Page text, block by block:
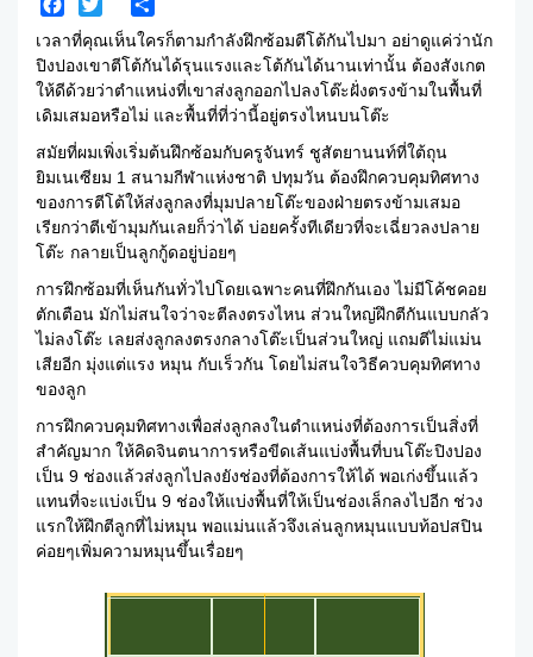
Facebook
Twitter Share
เวลาที่คุณเห็นใครก็ตามกำลังฝึกซ้อมตีโต้กันไปมา อย่าดูแค่ว่านัก
ปิงปองเขาตีโต้กันได้รุนแรงและโต้กันได้นานเท่านั้น ต้องสังเกต
ให้ดีด้วยว่าตำแหน่งที่เขาส่งลูกออกไปลงโต๊ะฝั่งตรงข้ามในพื้นที่
เดิมเสมอหรือไม่ และพื้นที่ที่ว่านี้อยู่ตรงไหนบนโต๊ะ
สมัยที่ผมเพิ่งเริ่มต้นฝึกซ้อมกับครูจันทร์ ชูสัตยานนท์ที่ใต้ถุน
ยิมเนเซียม 1 สนามกีฬาแห่งชาติ ปทุมวัน ต้องฝึกควบคุมทิศทาง
ของการตีโต้ให้ส่งลูกลงที่มุมปลายโต๊ะของฝ่ายตรงข้ามเสมอ
เรียกว่าตีเข้ามุมกันเลยก็ว่าได้ บ่อยครั้งทีเดียวที่จะเฉี่ยวลงปลาย
โต๊ะ กลายเป็นลูกกู้ดอยู่บ่อยๆ
การฝึกซ้อมที่เห็นกันทั่วไปโดยเฉพาะคนที่ฝึกกันเอง ไม่มีโค้ชคอย
ตักเตือน มักไม่สนใจว่าจะตีลงตรงไหน ส่วนใหญ่ฝึกตีกันแบบกลัว
ไม่ลงโต๊ะ เลยส่งลูกลงตรงกลางโต๊ะเป็นส่วนใหญ่ แถมตีไม่แม่น
เสียอีก มุ่งแต่แรง หมุน กับเร็วกัน โดยไม่สนใจวิธีควบคุมทิศทาง
ของลูก
การฝึกควบคุมทิศทางเพื่อส่งลูกลงในตำแหน่งที่ต้องการเป็นสิ่งที่
สำคัญมาก ให้คิดจินตนาการหรือขีดเส้นแบ่งพื้นที่บนโต๊ะปิงปอง
เป็น 9 ช่องแล้วส่งลูกไปลงยังช่องที่ต้องการให้ได้ พอเก่งขึ้นแล้ว
แทนที่จะแบ่งเป็น 9 ช่องให้แบ่งพื้นที่ให้เป็นช่องเล็กลงไปอีก ช่วง
แรกให้ฝึกตีลูกที่ไม่หมุน พอแม่นแล้วจึงเล่นลูกหมุนแบบท้อปสปิน
ค่อยๆเพิ่มความหมุนขึ้นเรื่อยๆ